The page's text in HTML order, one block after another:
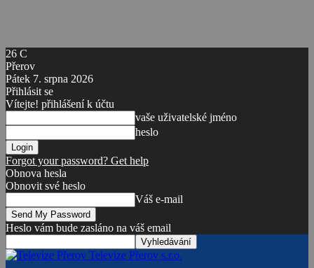
26 C
Přerov
Pátek 7. srpna 2026
Přihlásit se
Vítejte! přihlášení k účtu
vaše uživatelské jméno
heslo
Forgot your password? Get help
Obnova hesla
Obnovit své heslo
Váš e-mail
Heslo vám bude zasláno na váš email
Televize Přerov s.r.o.